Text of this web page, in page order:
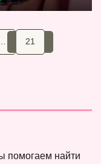
21
помогаем найти